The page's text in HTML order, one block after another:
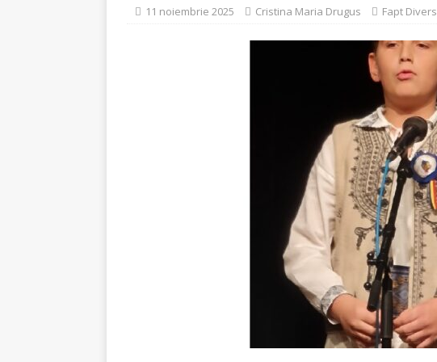
11 noiembrie 2025 Cristina Maria Drugus Fapt Divers